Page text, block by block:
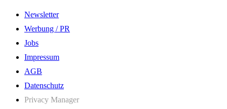
Newsletter
Werbung / PR
Jobs
Impressum
AGB
Datenschutz
Privacy Manager